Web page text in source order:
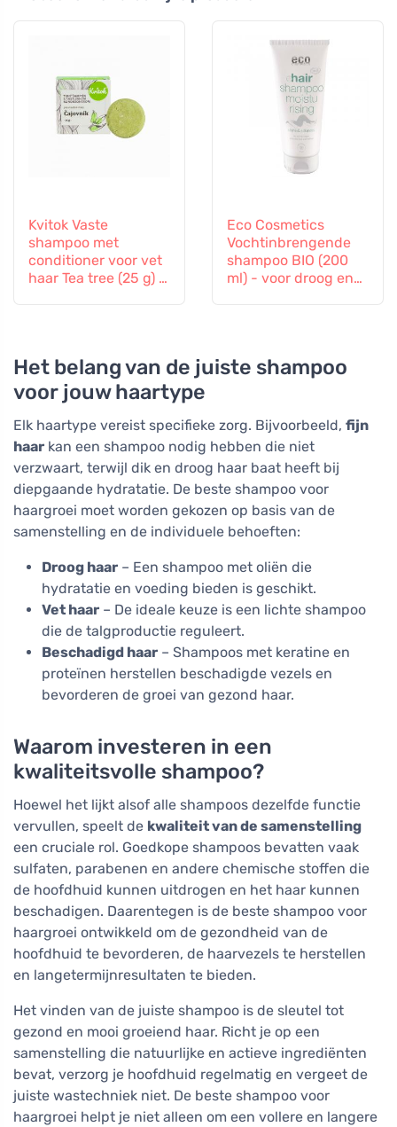
Kvitok Vaste
shampoo met
conditioner voor vet
haar Tea tree (25 g) -
Eco Cosmetics
Vochtinbrengende
shampoo BIO (200
ml) - voor droog en
Het belang van de juiste shampoo
voor jouw haartype
Elk haartype vereist specifieke zorg. Bijvoorbeeld, fijn
haar kan een shampoo nodig hebben die niet
verzwaart, terwijl dik en droog haar baat heeft bij
diepgaande hydratatie. De beste shampoo voor
haargroei moet worden gekozen op basis van de
samenstelling en de individuele behoeften:
Droog haar – Een shampoo met oliën die
hydratatie en voeding bieden is geschikt.
Vet haar – De ideale keuze is een lichte shampoo
die de talgproductie reguleert.
Beschadigd haar – Shampoos met keratine en
proteïnen herstellen beschadigde vezels en
bevorderen de groei van gezond haar.
Waarom investeren in een
kwaliteitsvolle shampoo?
Hoewel het lijkt alsof alle shampoos dezelfde functie
vervullen, speelt de kwaliteit van de samenstelling
een cruciale rol. Goedkope shampoos bevatten vaak
sulfaten, parabenen en andere chemische stoffen die
de hoofdhuid kunnen uitdrogen en het haar kunnen
beschadigen. Daarentegen is de beste shampoo voor
haargroei ontwikkeld om de gezondheid van de
hoofdhuid te bevorderen, de haarvezels te herstellen
en langetermijnresultaten te bieden.
Het vinden van de juiste shampoo is de sleutel tot
gezond en mooi groeiend haar. Richt je op een
samenstelling die natuurlijke en actieve ingrediënten
bevat, verzorg je hoofdhuid regelmatig en vergeet de
juiste wastechniek niet. De beste shampoo voor
haargroei helpt je niet alleen om een vollere en langere